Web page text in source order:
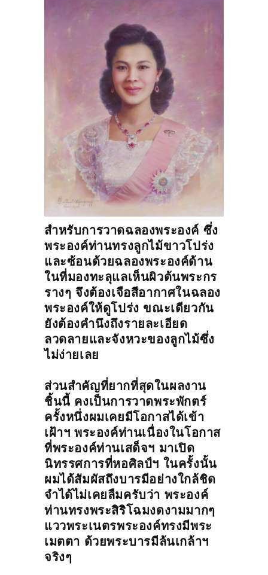
สำหรับการวาดฉลองพระองค์ ซึ่ง
พระองค์ท่านทรงลูกไม้ขาวโปร่ง
และซ้อนด้วยฉลองพระองค์ด้าน
ในที่มองทะลุแลเห็นผิวต้นพระกร
รางๆ จึงต้องเจือสีอากาศในฉลอง
พระองค์ให้ดูโปร่ง ขณะเดียวกัน
ยังต้องคำนึงถึงรายละเอียด
ลวดลายและจังหวะของลูกไม้ซึ่ง
ไม่ง่ายเลย
ส่วนสำคัญที่ยากที่สุดในผลงาน
ชิ้นนี้ คงเป็นการวาดพระพักตร์
ครั้งหนึ่งผมเคยมีโอกาสได้เข้า
เฝ้าฯ พระองค์ท่านเนื่องในโอกาส
ที่พระองค์ท่านเสด็จฯ มาเปิด
นิทรรศการที่หอศิลป์ฯ ในครั้งนั้น
ผมได้สัมผัสถึงบารมีอย่างใกล้ชิด
จำได้ไม่เคยลืมครับว่า พระองค์
ท่านทรงพระสิริโฉมงดงามมากๆ
แววพระเนตรพระองค์ทรงมีพระ
เมตตา ด้วยพระบารมีล้นเกล้าฯ
จริงๆ